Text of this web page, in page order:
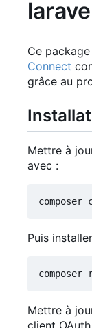
Ce
Connect
grâce au
Mettre à
avec :
Puis
Mettre à
client